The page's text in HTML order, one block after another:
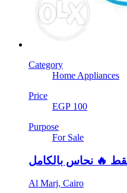
Category
Home Appliances
Price
EGP 100
Purpose
For Sale
🔥 نحاس بالكامل
Al Marj, Cairo